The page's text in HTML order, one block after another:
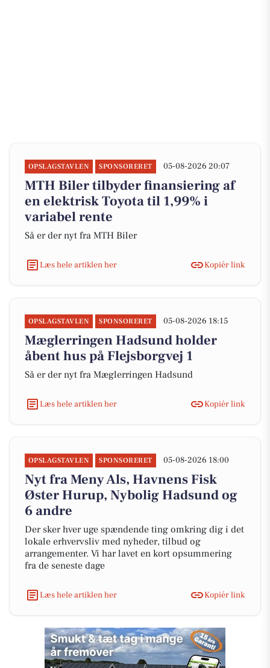
OPSLAGSTAVLEN SPONSORERET 05-08-2026 20:07
MTH Biler tilbyder finansiering af
en elektrisk Toyota til 1,99% i
variabel rente
Så er der nyt fra MTH Biler
Læs hele artiklen her Kopiér link
OPSLAGSTAVLEN SPONSORERET 05-08-2026 18:15
Mæglerringen Hadsund holder
åbent hus på Flejsborgvej 1
Så er der nyt fra Mæglerringen Hadsund
Læs hele artiklen her Kopiér link
OPSLAGSTAVLEN SPONSORERET 05-08-2026 18:00
Nyt fra Meny Als, Havnens Fisk
Øster Hurup, Nybolig Hadsund og
6 andre
Der sker hver uge spændende ting omkring dig i det
lokale erhvervsliv med nyheder, tilbud og
arrangementer. Vi har lavet en kort opsummering
fra de seneste dage
Læs hele artiklen her Kopiér link